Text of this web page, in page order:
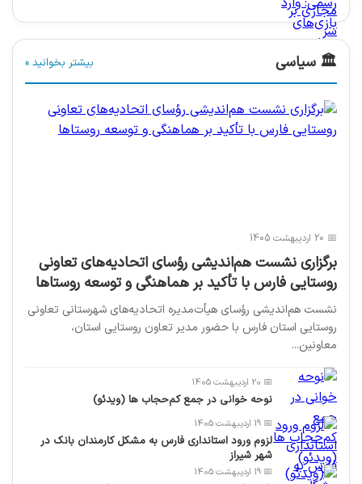
🏛️ سیاسی بیشتر بخوانید »
📅 20 اردیبهشت 1405
برگزاری نشست هم‌اندیشی رؤسای اتحادیه‌های تعاونی
روستایی فارس با تأکید بر هماهنگی و توسعه روستاها
نشست هم‌اندیشی رؤسای هیأت‌مدیره اتحادیه‌های شهرستانی تعاونی
روستایی استان فارس با حضور مدیر تعاون روستایی استان،
معاونین...
📅 20 اردیبهشت 1405
نوحه خوانی در جمع کم‌حجاب ها (ویدئو)
📅 19 اردیبهشت 1405
لزوم ورود استانداری فارس به مشکل کارمندان بانک در
شهر شیراز
📅 19 اردیبهشت 1405